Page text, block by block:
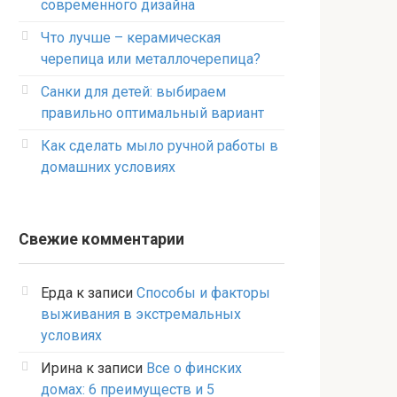
современного дизайна
Что лучше – керамическая
черепица или металлочерепица?
Санки для детей: выбираем
правильно оптимальный вариант
Как сделать мыло ручной работы в
домашних условиях
Свежие комментарии
Ерда к записи Способы и факторы
выживания в экстремальных
условиях
Ирина к записи Все о финских
домах: 6 преимуществ и 5